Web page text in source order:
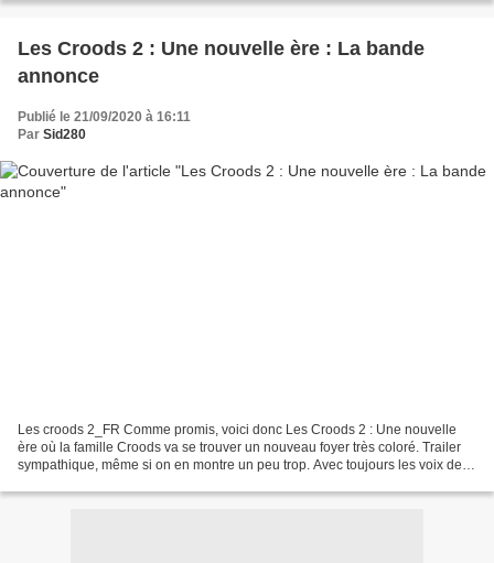
Les Croods 2 : Une nouvelle ère : La bande
annonce
Publié le 21/09/2020 à 16:11
Par Sid280
Les croods 2_FR Comme promis, voici donc Les Croods 2 : Une nouvelle
ère où la famille Croods va se trouver un nouveau foyer très coloré. Trailer
sympathique, même si on en montre un peu trop. Avec toujours les voix de